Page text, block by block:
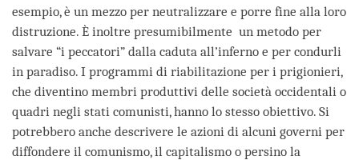
esempio, è un mezzo per neutralizzare e porre fine alla loro
distruzione. È inoltre presumibilmente un metodo per
salvare “i peccatori” dalla caduta all’inferno e per condurli
in paradiso. I programmi di riabilitazione per i prigionieri,
che diventino membri produttivi delle società occidentali o
quadri negli stati comunisti, hanno lo stesso obiettivo. Si
potrebbero anche descrivere le azioni di alcuni governi per
diffondere il comunismo, il capitalismo o persino la